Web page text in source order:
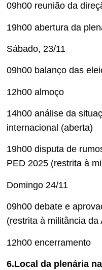
09h00 reunião da
19h00 abertura da
Sábado, 23/11
09h00 balanço das
12h00 almoço
14h00 análise da
internacional (aberta)
19h00 disputa de
PED 2025 (restrita à
Domingo 24/11
09h00 debate e
(restrita à militância da
12h00 encerramento
6.Local da plenária